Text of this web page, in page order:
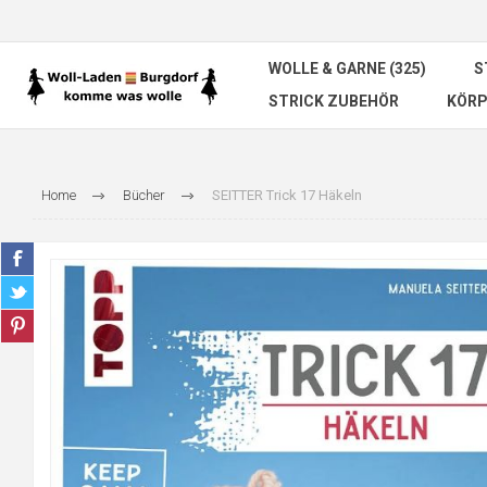
WOLLE & GARNE (325)
STRICK ZUBEHÖR
Home Bücher SEITTER Trick 17 Häkeln